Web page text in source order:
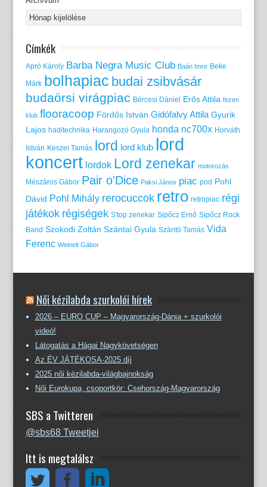
Címkék
Apró Károly Barba Negra Music Club Baán Imre Beke
Márk bolhapiac budai zsibvásár
budaörsi virágpiac Bércesi Dániel Erős Attila fezen
klub flooracoop Fördős István Gidófalvy Attila Gyurik
Lajos haditechnika Harangozó Gyula honda nc700x Horváth
István Keszei Tamás lord lord klub lord
koncert lordok Lord zenekar motorozás
Mészáros Gábor Pair o'Dice Paksi János piac pod Pohl
Dávid Pohl Mihály rerocuccok retro retropiac régi
játékok régiségek S'top zenekar Sipőcz Ernő Sipőcz Rock
Band Szokodi Zoltán Szántai Gyula Szántó Tamás Vida
Ferenc Weinelt Gábor
Női kézilabda szurkolói hírek
2026 – EURO CUP – Magyarország-Dánia + szurkolói
videó!
Látogatás a Hágai Nagykövetségen
Az ÉV JÁTÉKOSA-2025 díj
2025 női kézilabda-világbajnokság
Női Eurokupa, csoportkör: Csehország-Magyarország
SBS a Twitteren
@sbs68 Tweetjei
Itt is megtalálsz